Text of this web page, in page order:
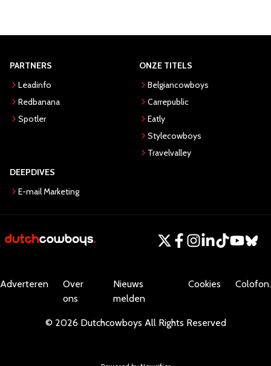
PARTNERS
Leadinfo
Redbanana
Spotler
ONZE TITELS
Belgiancowboys
Carrepublic
Eatly
Stylecowboys
Travelvalley
DEEPDIVES
E-mail Marketing
Adverteren
Over
ons
Nieuws
melden
Cookies Colofon.
© 2026 Dutchcowboys All Rights Reserved